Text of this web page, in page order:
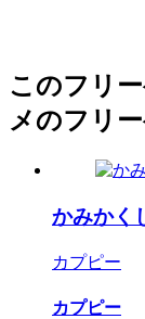
このフリ
メのフリ
かみかく
カプピー
カプピー